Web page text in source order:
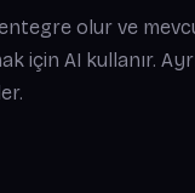
olur ve
için AI kullanır.